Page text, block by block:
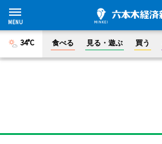
34°C 食べる 見る・遊ぶ 買う